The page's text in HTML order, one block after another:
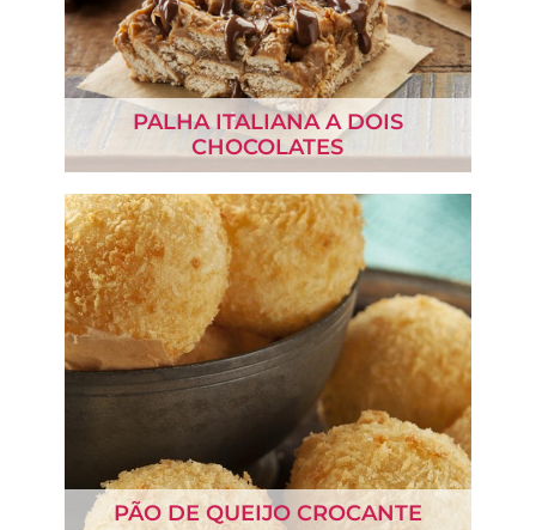
PALHA ITALIANA A DOIS
CHOCOLATES
PÃO DE QUEIJO CROCANTE